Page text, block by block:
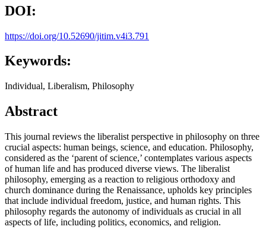
DOI:
https://doi.org/10.52690/jitim.v4i3.791
Keywords:
Individual, Liberalism, Philosophy
Abstract
This journal reviews the liberalist perspective in philosophy on three
crucial aspects: human beings, science, and education. Philosophy,
considered as the ‘parent of science,’ contemplates various aspects
of human life and has produced diverse views. The liberalist
philosophy, emerging as a reaction to religious orthodoxy and
church dominance during the Renaissance, upholds key principles
that include individual freedom, justice, and human rights. This
philosophy regards the autonomy of individuals as crucial in all
aspects of life, including politics, economics, and religion.